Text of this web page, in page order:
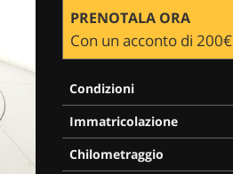
PRENOTALA ORA
Con un acconto di 200€
Condizioni
Immatricolazione
Chilometraggio